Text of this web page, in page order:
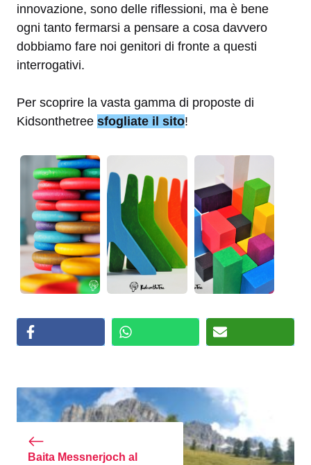
innovazione, sono delle riflessioni, ma è bene
ogni tanto fermarsi a pensare a cosa davvero
dobbiamo fare noi genitori di fronte a questi
interrogativi.
Per scoprire la vasta gamma di proposte di
Kidsonthetree sfogliate il sito!
Baita Messnerjoch al